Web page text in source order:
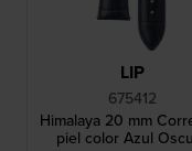
LIP
675412
Himalaya 20 mm
piel color Azul